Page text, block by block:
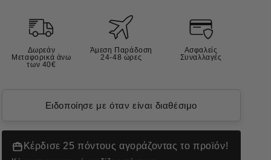
Jerky
Twists
Αποξηραμένες
Λιχουδιές
Σκύλου
Ψαριού
Αποξηραμένες
Λιχουδιές
Ψαριού
Δωρεάν
Μεταφορικά άνω
των 40€
Άμεση Παράδοση
24-48 ώρες
Ασφαλείς
Συναλλαγές
Ειδοποίησε με όταν είναι διαθέσιμο
Κέρδισε 25 πόντους αγοράζοντας το προϊόν!